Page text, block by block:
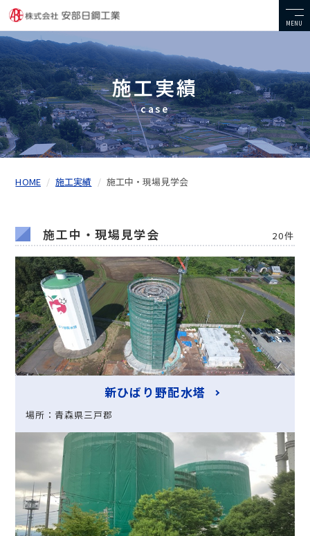
MENU
施工実績
case
HOME 施工実績 施工中・現場見学会
施工中・現場見学会 20件
新ひばり野配水塔
場所：青森県三戸郡